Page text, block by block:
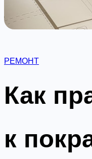
РЕМОНТ
Как
к